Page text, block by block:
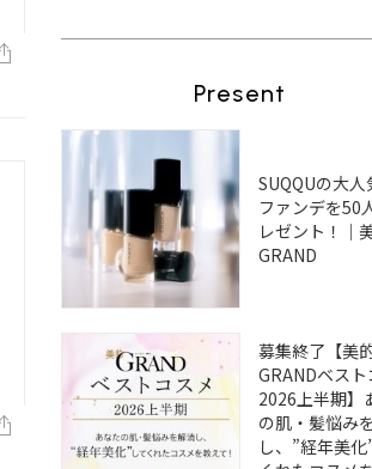
Present
SUQQUの大
ファンデを50
レゼント！｜
GRAND
募集終了【美
GRANDベスト
2026上半期】
の肌・髪悩み
し、”経年美化